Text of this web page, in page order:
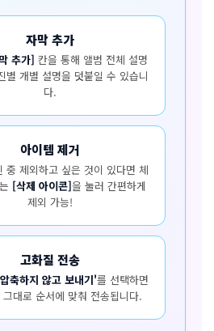
자막 추가
추가] 칸을 통해 앨범 전체 설명
별 개별 설명을 덧붙일 수 있습니
다.
아이템 제거
중 제외하고 싶은 것이 있다면 체
[삭제 아이콘]을 눌러 간편하게
제외 가능!
고화질 전송
축하지 않고 보내기'를 선택하면
대로 순서에 맞춰 전송됩니다.